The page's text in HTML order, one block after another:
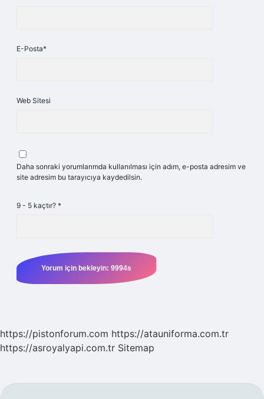
E-Posta*
Web Sitesi
Daha sonraki yorumlarımda kullanılması için adım, e-posta adresim ve
site adresim bu tarayıcıya kaydedilsin.
9 - 5 kaçtır? *
https://pistonforum.com https://atauniforma.com.tr
https://asroyalyapi.com.tr Sitemap